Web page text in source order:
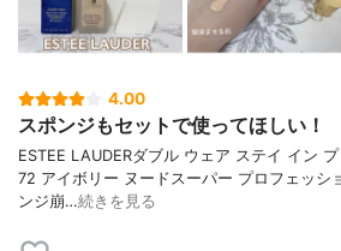
4.00
スポンジもセットで使ってほしい！
ESTEE LAUDERダブル ウェア ステイ イン
72 アイボリー ヌードスーパー プロフェッシ
ンジ崩…続きを見る